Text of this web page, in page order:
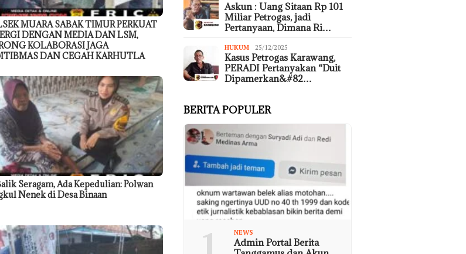
MUARA SABAK TIMUR PERKUAT
DENGAN MEDIA DAN LSM,
KOLABORASI JAGA
DAN CEGAH KARHUTLA
Seragam, Ada Kepedulian: Polwan
Nenek di Desa Binaan
Askun : Uang Sitaan Rp 101
Miliar Petrogas, jadi
Pertanyaan, Dimana Ri…
HUKUM 25/12/2025
Kasus Petrogas Karawang,
PERADI Pertanyakan “Duit
Dipamerkan&#82…
BERITA POPULER
NEWS
Admin Portal Berita